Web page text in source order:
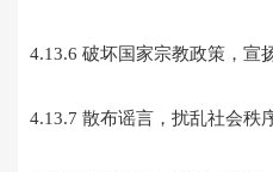
4.13.6 破坏国家宗教政策，宣
4.13.7 散布谣言，扰乱社会秩